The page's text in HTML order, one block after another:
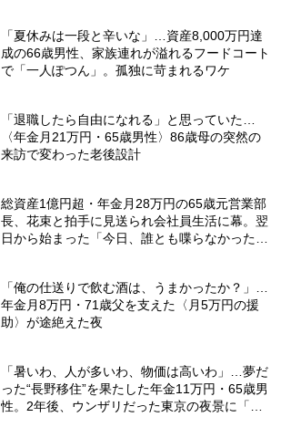
「夏休みは一段と辛いな」…資産8,000万円達
成の66歳男性、家族連れが溢れるフードコート
で「一人ぽつん」。孤独に苛まれるワケ
「退職したら自由になれる」と思っていた…
〈年金月21万円・65歳男性〉86歳母の突然の
来訪で変わった老後設計
総資産1億円超・年金月28万円の65歳元営業部
長、花束と拍手に見送られ会社員生活に幕。翌
日から始まった「今日、誰とも喋らなかった」
「俺の仕送りで飲む酒は、うまかったか？」…
年金月8万円・71歳父を支えた〈月5万円の援
助〉が途絶えた夜
「暑いわ、人が多いわ、物価は高いわ」…夢だ
った“長野移住”を果たした年金11万円・65歳男
性。2年後、ウンザリだった東京の夜景に「癒